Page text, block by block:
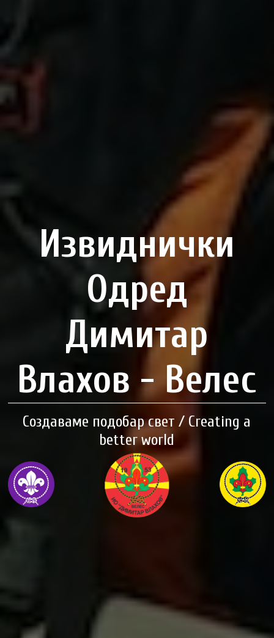
Извиднички
Одред
Димитар
Влахов - Велес
Создаваме подобар свет / Creating a
better world